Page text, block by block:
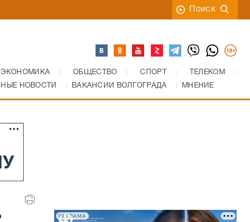
Поиск
ЭКОНОМИКА ОБЩЕСТВО СПОРТ
ТЕЛЕКОМ
НОВОСТИ ВАКАНСИИ ВОЛГОГРАДА МНЕНИЕ
РЕКЛАМА